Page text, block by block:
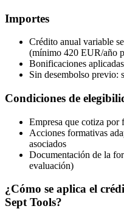
Importes
Crédito anual variable
(mínimo 420 EUR/año
Bonificaciones
Sin desembolso previo:
Condiciones de
Empresa que cotiza por
Acciones formativas
asociados
Documentación de la
evaluación)
¿Cómo se aplica el
Sept Tools?